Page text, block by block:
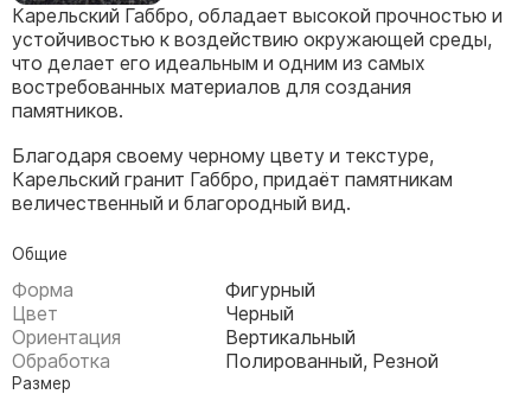
Памятники двойные
Памятники женщине
Памятники девушке
Памятники дочери
Памятники дедушке
Памятники мужу
Карельский Габбро, обладает высокой прочностью и
устойчивостью к воздействию окружающей среды,
что делает его идеальным и одним из самых
востребованных материалов для создания
памятников.
Благодаря своему черному цвету и текстуре,
Карельский гранит Габбро, придаёт памятникам
величественный и благородный вид.
Общие
Форма
Фигурный
Цвет
Черный
Ориентация
Вертикальный
Обработка
Полированный, Резной
Размер